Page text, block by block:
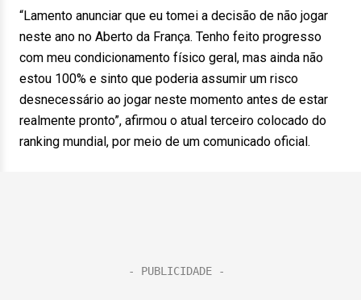
“Lamento anunciar que eu tomei a decisão de não jogar
neste ano no Aberto da França. Tenho feito progresso
com meu condicionamento físico geral, mas ainda não
estou 100% e sinto que poderia assumir um risco
desnecessário ao jogar neste momento antes de estar
realmente pronto”, afirmou o atual terceiro colocado do
ranking mundial, por meio de um comunicado oficial.